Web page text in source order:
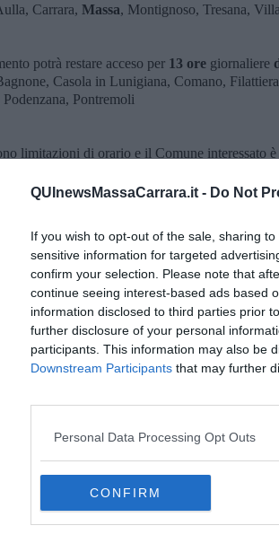
QUInewsMassaCarrara.it - Do Not
If you wish to opt-out of the sale, sharing
sensitive information for targeted
confirm your selection. Please note that
continue seeing interest-based ads based
information disclosed to third parties prior
further disclosure of your personal
participants. This information may also be
Downstream Participants that may further
Personal Data Processing Opt Outs
CONFIRM
Carrara, Massa, Montignoso, Tresana,
potrà restare acceso per 13 ore giornaliere
Casola in Lunigiana, Comano,
Pontremoli
limitazioni di orario e il Comune interessato
tutti i Comuni della Toscana
vale poi un principio: in presenza di
decreto, purché per una durata giornaliera
della Toscana iscriviti alla
20:00 direttamente nella tua casella di posta.
anche:
Ecco quando si potrà in provincia di Massa
per la termoregolazione